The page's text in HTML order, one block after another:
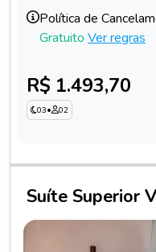
Política de
Gratuito Ver regras
R$ 1.493,70
03• 02
Suíte Superior